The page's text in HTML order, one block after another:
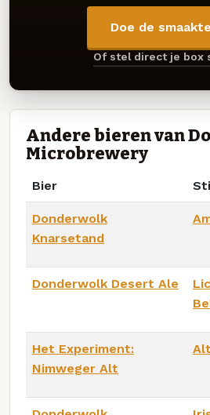
Doe de
Of stel direct je box
Andere bieren van
Microbrewery
Bier
Donderwolk
Knarsetand
Donderwolk Desert Ale
Het Experiment:
Nimweger Alt
Alt